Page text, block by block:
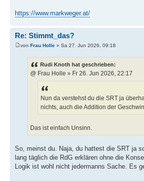
https://www.markweger.at/
Re: Stimmt_das?
von Frau Holle » Sa 27. Jun 2026, 09:18
Rudi Knoth hat geschrieben:
@ Frau Holle » Fr 26. Jun 2026, 22:17
Nun da verstehst du die SRT ja
nichts, auch die Addition der
Das ist einfach Unsinn.
So, meinst du. Naja, du hattest die SRT ja
lang täglich die RdG erklären ohne die
Logik ist wohl nicht jedermanns Sache. Es